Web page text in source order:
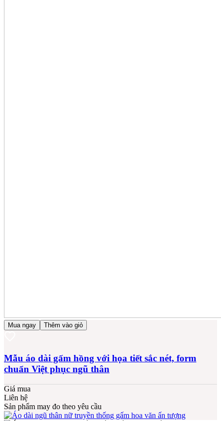
Mua ngay Thêm vào giỏ
Mẫu áo dài gấm hồng với họa tiết sắc nét, form
chuẩn Việt phục ngũ thân
Giá mua
Liên hệ
Sản phẩm may đo theo yêu cầu